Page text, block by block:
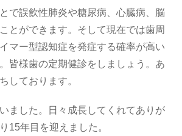
で誤飲性肺炎や糖尿病、心臓病、脳
とができます。そして現在では歯周
マー型認知症を発症する確率が高い
皆様歯の定期健診をしましょう。あ
しております。
ました。日々成長してくれてありが
15年目を迎えました。